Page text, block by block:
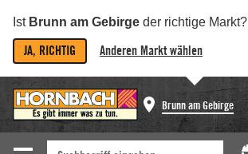
Ist Brunn am Gebirge der richtige Markt?
JA, RICHTIG Anderen Markt wählen
Brunn am Gebirge